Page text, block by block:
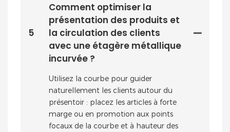
5
Comment optimiser la
présentation des produits et
la circulation des clients
avec une étagère métallique
incurvée ?
Utilisez la courbe pour guider
naturellement les clients autour du
présentoir : placez les articles à forte
marge ou en promotion aux points
focaux de la courbe et à hauteur des